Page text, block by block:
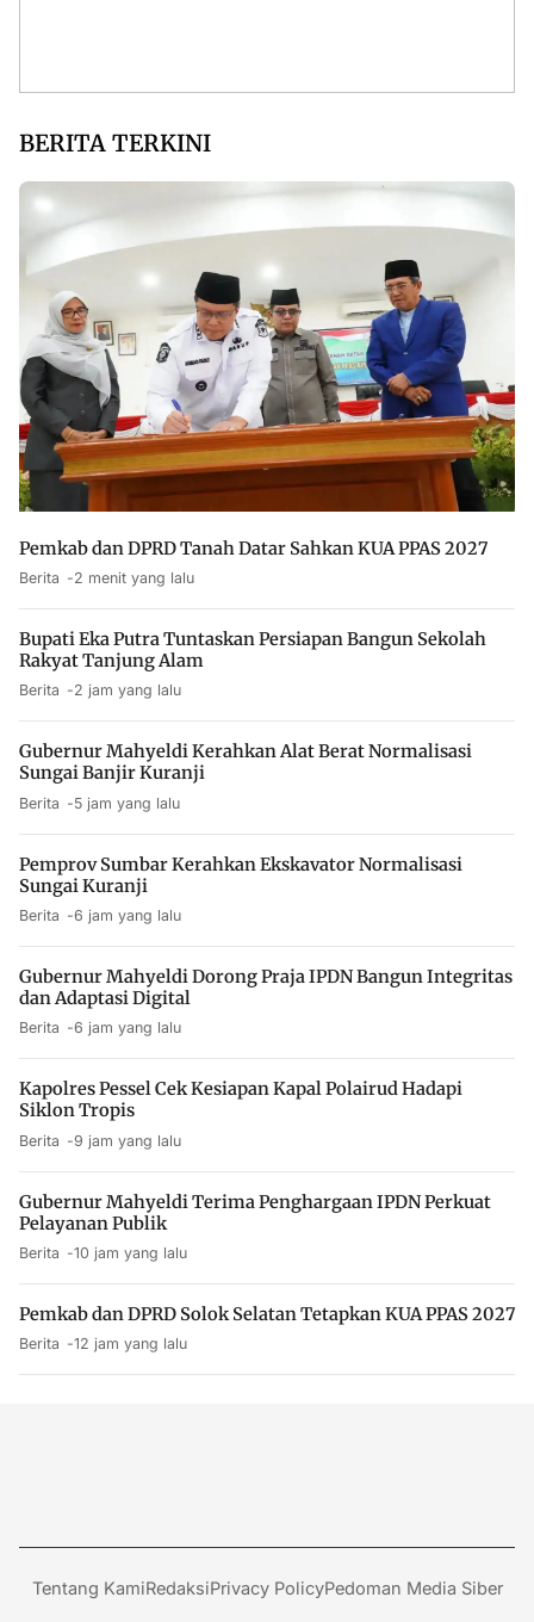
BERITA TERKINI
Pemkab dan DPRD Tanah Datar Sahkan KUA PPAS 2027
Berita 2 menit yang lalu
Bupati Eka Putra Tuntaskan Persiapan Bangun Sekolah
Rakyat Tanjung Alam
Berita 2 jam yang lalu
Gubernur Mahyeldi Kerahkan Alat Berat Normalisasi
Sungai Banjir Kuranji
Berita 5 jam yang lalu
Pemprov Sumbar Kerahkan Ekskavator Normalisasi
Sungai Kuranji
Berita 6 jam yang lalu
Gubernur Mahyeldi Dorong Praja IPDN Bangun Integritas
dan Adaptasi Digital
Berita 6 jam yang lalu
Kapolres Pessel Cek Kesiapan Kapal Polairud Hadapi
Siklon Tropis
Berita 9 jam yang lalu
Gubernur Mahyeldi Terima Penghargaan IPDN Perkuat
Pelayanan Publik
Berita 10 jam yang lalu
Pemkab dan DPRD Solok Selatan Tetapkan KUA PPAS 2027
Berita 12 jam yang lalu
Tentang KamiRedaksiPrivacy PolicyPedoman Media Siber